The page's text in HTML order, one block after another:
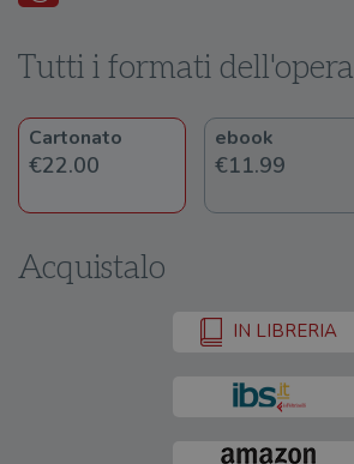
Tutti i formati dell'opera
Cartonato
€22.00
ebook
€11.99
Acquistalo
IN LIBRERIA